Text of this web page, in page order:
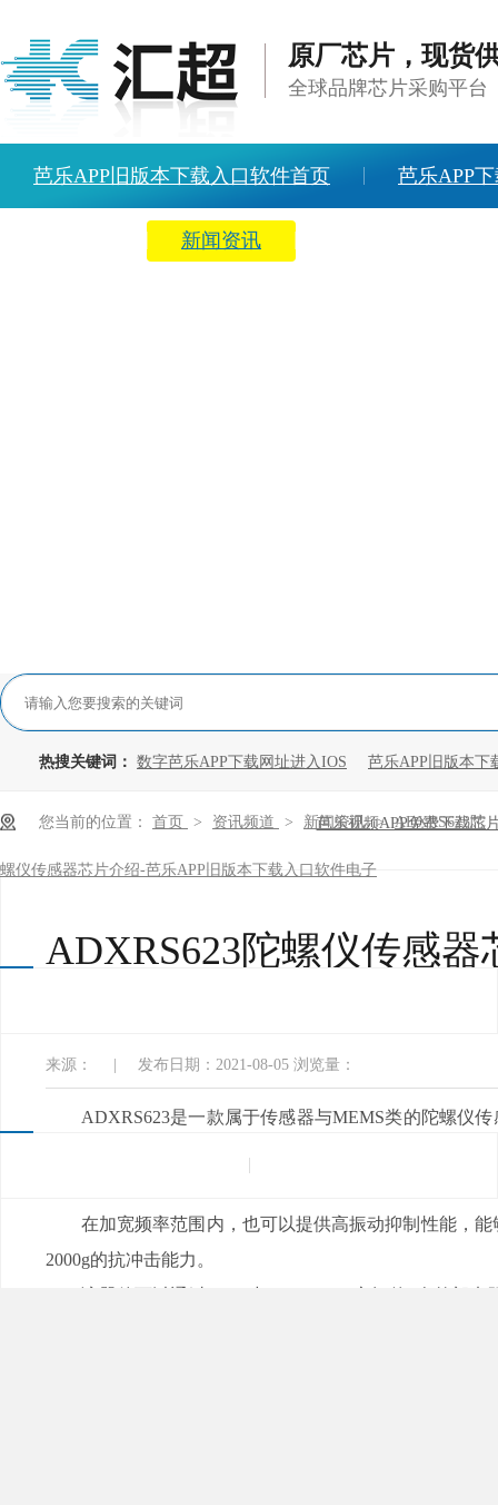
原厂芯片，现货
全球品牌芯片采购平台
芭乐APP旧版本下载入口软件首页 芭乐APP
新闻资讯
热搜关键词： 数字芭乐APP下载网址进入IOS 芭乐APP旧版本下
芭乐视频APP免费下载芯
您当前的位置： 首页 > 资讯频道 > 新闻资讯 > ADXRS623陀
螺仪传感器芯片介绍-芭乐APP旧版本下载入口软件电子
ADXRS623陀螺仪传感
来源： 发布日期：2021-08-05 浏览量：
ADXRS623是一款属于传感器与MEMS类的陀螺仪传感
在加宽频率范围内，也可以提供高振动抑制性能，
2000g的抗冲击能力。